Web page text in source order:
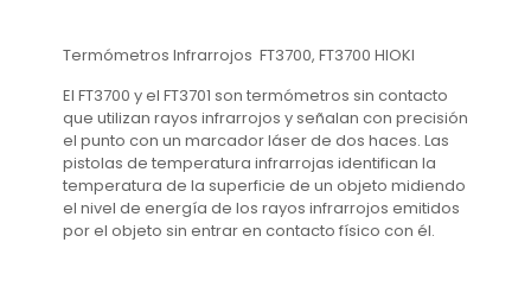
Termómetros Infrarrojos FT3700, FT3700 HIOKI
El FT3700 y el FT3701 son termómetros sin contacto
que utilizan rayos infrarrojos y señalan con precisión
el punto con un marcador láser de dos haces. Las
pistolas de temperatura infrarrojas identifican la
temperatura de la superficie de un objeto midiendo
el nivel de energía de los rayos infrarrojos emitidos
por el objeto sin entrar en contacto físico con él.